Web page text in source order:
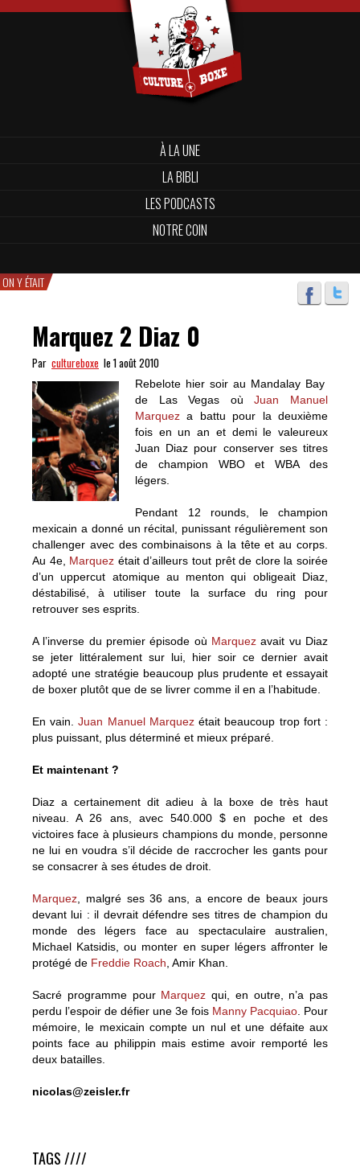
À LA UNE
LA BIBLI
LES PODCASTS
NOTRE COIN
ON Y ÉTAIT
Marquez 2 Diaz 0
Par cultureboxe le 1 août 2010
Rebelote hier soir au Mandalay Bay
de Las Vegas oùJuan Manuel
Marquez a battu pour la deuxième
fois en un an et demi le valeureux
Juan Diaz pour conserver ses titres
de champion WBO et WBA des
légers.
Pendant 12 rounds, le champion
mexicain a donné un récital, punissant régulièrement son
challenger avec des combinaisons à la tête et au corps.
Au 4e, Marquez était d’ailleurs tout prêt de clore la soirée
d’un uppercut atomique au menton qui obligeait Diaz,
déstabilisé, à utiliser toute la surface du ring pour
retrouver ses esprits.
A l’inverse du premier épisode où Marquez avait vu Diaz
se jeter littéralement sur lui, hier soir ce dernier avait
adopté une stratégie beaucoup plus prudente et essayait
de boxer plutôt que de se livrer comme il en a l’habitude.
En vain.Juan Manuel Marquezétait beaucoup trop fort :
plus puissant, plus déterminé et mieux préparé.
Et maintenant ?
Diaz a certainement dit adieu à la boxe de très haut
niveau. A 26 ans, avec 540.000 $ en poche et des
victoires face à plusieurs champions du monde, personne
ne lui en voudra s’il décide de raccrocher les gants pour
se consacrer à ses études de droit.
Marquez , malgré ses 36 ans, a encore de beaux jours
devant lui : il devrait défendre ses titres de champion du
monde des légers face au spectaculaire australien,
Michael Katsidis, ou monter en super légers affronter le
protégé de Freddie Roach , Amir Khan.
Sacré programme pour Marquez qui, en outre, n’a pas
perdu l’espoir de défier une 3e fois Manny Pacquiao . Pour
mémoire, le mexicain compte un nul et une défaite aux
points face au philippin mais estime avoir remporté les
deux batailles.
nicolas@zeisler.fr
TAGS ////